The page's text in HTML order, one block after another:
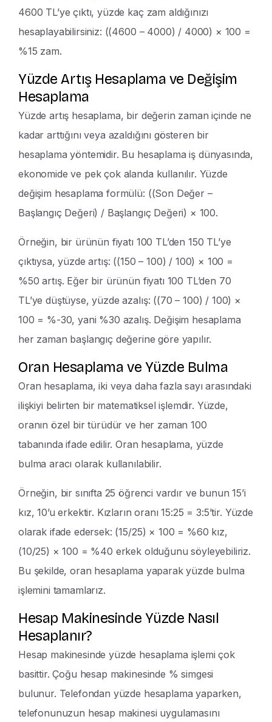
4600 TL’ye çıktı, yüzde kaç zam aldığınızı
hesaplayabilirsiniz: ((4600 – 4000) / 4000) × 100 =
%15 zam.
Yüzde Artış Hesaplama ve Değişim
Hesaplama
Yüzde artış hesaplama, bir değerin zaman içinde ne
kadar arttığını veya azaldığını gösteren bir
hesaplama yöntemidir. Bu hesaplama iş dünyasında,
ekonomide ve pek çok alanda kullanılır. Yüzde
değişim hesaplama formülü: ((Son Değer –
Başlangıç Değeri) / Başlangıç Değeri) × 100.
Örneğin, bir ürünün fiyatı 100 TL’den 150 TL’ye
çıktıysa, yüzde artış: ((150 – 100) / 100) × 100 =
%50 artış. Eğer bir ürünün fiyatı 100 TL’den 70
TL’ye düştüyse, yüzde azalış: ((70 – 100) / 100) ×
100 = %-30, yani %30 azalış. Değişim hesaplama
her zaman başlangıç değerine göre yapılır.
Oran Hesaplama ve Yüzde Bulma
Oran hesaplama, iki veya daha fazla sayı arasındaki
ilişkiyi belirten bir matematiksel işlemdir. Yüzde,
oranın özel bir türüdür ve her zaman 100
tabanında ifade edilir. Oran hesaplama, yüzde
bulma aracı olarak kullanılabilir.
Örneğin, bir sınıfta 25 öğrenci vardır ve bunun 15’i
kız, 10’u erkektir. Kızların oranı 15:25 = 3:5’tir. Yüzde
olarak ifade edersek: (15/25) × 100 = %60 kız,
(10/25) × 100 = %40 erkek olduğunu söyleyebiliriz.
Bu şekilde, oran hesaplama yaparak yüzde bulma
işlemini tamamlarız.
Hesap Makinesinde Yüzde Nasıl
Hesaplanır?
Hesap makinesinde yüzde hesaplama işlemi çok
basittir. Çoğu hesap makinesinde % simgesi
bulunur. Telefondan yüzde hesaplama yaparken,
telefonunuzun hesap makinesi uygulamasını